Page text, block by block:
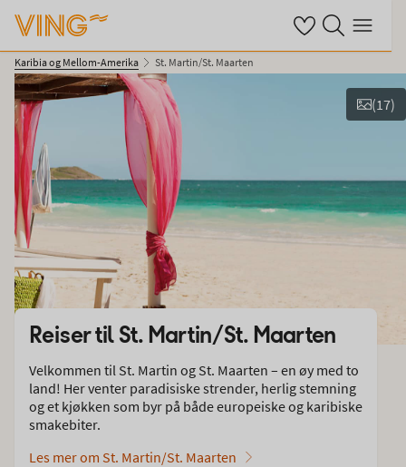
Se dine sparte
Søk på ving.no
Meny
Karibia og Mellom-Amerika St. Martin/St. Maarten
Vis bilder
(17)
Reiser til St. Martin/St. Maarten
Velkommen til St. Martin og St. Maarten – en øy med to
land! Her venter paradisiske strender, herlig stemning
og et kjøkken som byr på både europeiske og karibiske
smakebiter.
Les mer om St. Martin/St. Maarten